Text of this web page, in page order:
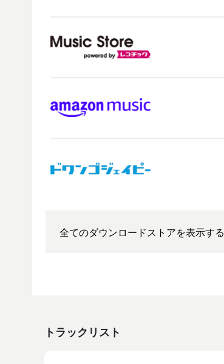
全てのダウンロードストアを表示する
トラックリスト